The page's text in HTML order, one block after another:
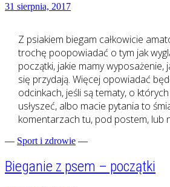
31 sierpnia, 2017
Z psiakiem biegam całkowicie
trochę poopowiadać o tym jak
początki, jakie mamy wyposażenie,
się przydają. Więcej opowiadać
odcinkach, jeśli są tematy, o
usłyszeć, albo macie pytania to
komentarzach tu, pod postem, lub
— Sport i zdrowie —
Bieganie z psem – początki